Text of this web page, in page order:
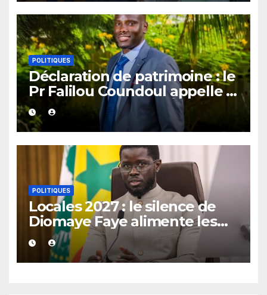
POLITIQUES
Déclaration de patrimoine : le
Pr Falilou Coundoul appelle à
l’avènement d’un « État
préventif »
POLITIQUES
Locales 2027 : le silence de
Diomaye Faye alimente les
interrogations